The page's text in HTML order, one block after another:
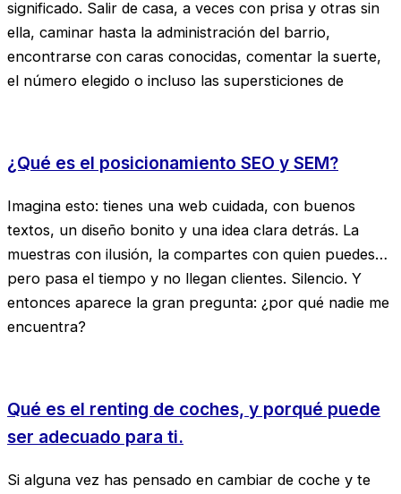
significado. Salir de casa, a veces con prisa y otras sin
ella, caminar hasta la administración del barrio,
encontrarse con caras conocidas, comentar la suerte,
el número elegido o incluso las supersticiones de
¿Qué es el posicionamiento SEO y SEM?
Imagina esto: tienes una web cuidada, con buenos
textos, un diseño bonito y una idea clara detrás. La
muestras con ilusión, la compartes con quien puedes…
pero pasa el tiempo y no llegan clientes. Silencio. Y
entonces aparece la gran pregunta: ¿por qué nadie me
encuentra?
Qué es el renting de coches, y porqué puede
ser adecuado para ti.
Si alguna vez has pensado en cambiar de coche y te